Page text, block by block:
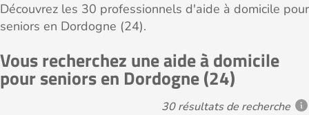
Découvrez les 30 professionnels d'aide à domicile pour
seniors en Dordogne (24).
Vous recherchez une aide à domicile
pour seniors en Dordogne (24)
30 résultats de recherche